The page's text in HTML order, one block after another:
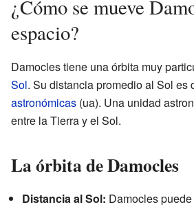
¿Cómo se mueve
espacio?
Damocles tiene una órbita muy
Sol. Su distancia promedio al Sol es
astronómicas (ua). Una unidad
entre la Tierra y el Sol.
La órbita de Damocles
Distancia al Sol: Damocles